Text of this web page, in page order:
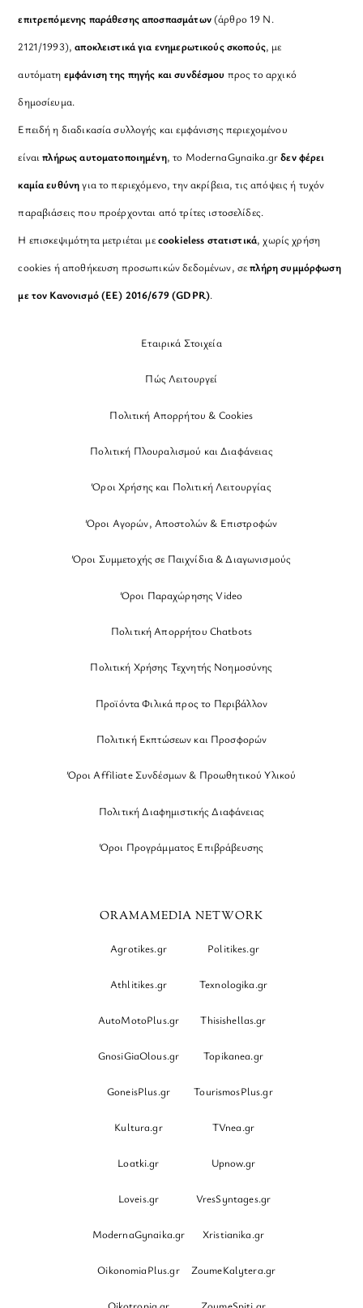
επιτρεπόμενης παράθεσης αποσπασμάτων(άρθρο 19 Ν.
2121/1993), αποκλειστικά για ενημερωτικούς σκοπούς, με
αυτόματη εμφάνιση της πηγής και συνδέσμου προς το αρχικό
δημοσίευμα.
Επειδή η διαδικασία συλλογής και εμφάνισης περιεχομένου
είναιπλήρως αυτοματοποιημένη, το ModernaGynaika.grδεν φέρει
καμία ευθύνηγια το περιεχόμενο, την ακρίβεια, τις απόψεις ή τυχόν
παραβιάσεις που προέρχονται από τρίτες ιστοσελίδες.
Η επισκεψιμότητα μετριέται μεcookieless στατιστικά, χωρίς χρήση
cookies ή αποθήκευση προσωπικών δεδομένων, σεπλήρη συμμόρφωση
με τον Κανονισμό (ΕΕ) 2016/679 (GDPR).
Εταιρικά Στοιχεία
Πώς Λειτουργεί
Πολιτική Απορρήτου & Cookies
Πολιτική Πλουραλισμού και Διαφάνειας
Όροι Χρήσης και Πολιτική Λειτουργίας
Όροι Αγορών, Αποστολών & Επιστροφών
Όροι Συμμετοχής σε Παιχνίδια & Διαγωνισμούς
Όροι Παραχώρησης Video
Πολιτική Απορρήτου Chatbots
Πολιτική Χρήσης Τεχνητής Νοημοσύνης
Προϊόντα Φιλικά προς το Περιβάλλον
Πολιτική Εκπτώσεων και Προσφορών
Όροι Affiliate Συνδέσμων & Προωθητικού Υλικού
Πολιτική Διαφημιστικής Διαφάνειας
Όροι Προγράμματος Επιβράβευσης
ORAMAMEDIA NETWORK
Agrotikes.gr Politikes.gr
Athlitikes.gr Texnologika.gr
AutoMotoPlus.gr Thisishellas.gr
GnosiGiaOlous.gr Topikanea.gr
GoneisPlus.gr TourismosPlus.gr
Kultura.gr TVnea.gr
Loatki.gr Upnow.gr
Loveis.gr VresSyntages.gr
ModernaGynaika.gr Xristianika.gr
OikonomiaPlus.gr ZoumeKalytera.gr